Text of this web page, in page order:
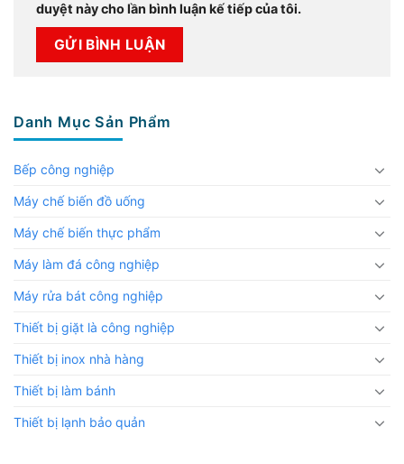
duyệt này cho lần bình luận kế tiếp của tôi.
Danh Mục Sản Phẩm
Bếp công nghiệp
Máy chế biến đồ uống
Máy chế biến thực phẩm
Máy làm đá công nghiệp
Máy rửa bát công nghiệp
Thiết bị giặt là công nghiệp
Thiết bị inox nhà hàng
Thiết bị làm bánh
Thiết bị lạnh bảo quản